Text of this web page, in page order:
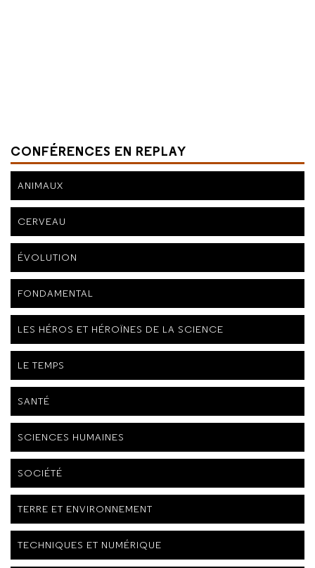
CONFÉRENCES EN REPLAY
ANIMAUX
CERVEAU
ÉVOLUTION
FONDAMENTAL
LES HÉROS ET HÉROÏNES DE LA SCIENCE
LE TEMPS
SANTÉ
SCIENCES HUMAINES
SOCIÉTÉ
TERRE ET ENVIRONNEMENT
TECHNIQUES ET NUMÉRIQUE